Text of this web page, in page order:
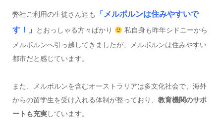
弊社ご利用の生徒さん達も
「メルボルンは住みやすいで
す！」
とおっしゃる方々ばかり
私自身も昨年シドニーから
メルボルンへ引っ越してきましたが、メルボルンは住みやすい
都市だと感じています。
また、メルボルンを含むオーストラリアは多文化社会で、海外
からの留学生を受け入れる体制が整っており、 教育機関のサポ
ートも充実しています。